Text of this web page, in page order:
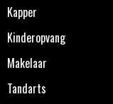
Kapper
Kinderopvang
Makelaar
Tandarts